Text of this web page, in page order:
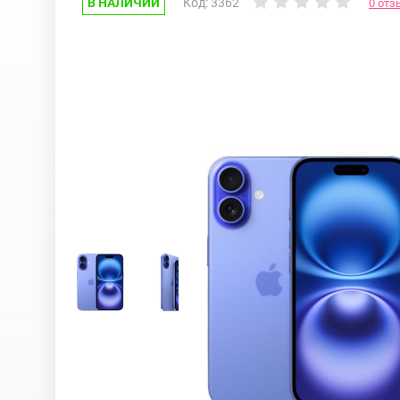
OnePlus
iPhone 16E
iPhone 16
iPhone 16 Pro
0